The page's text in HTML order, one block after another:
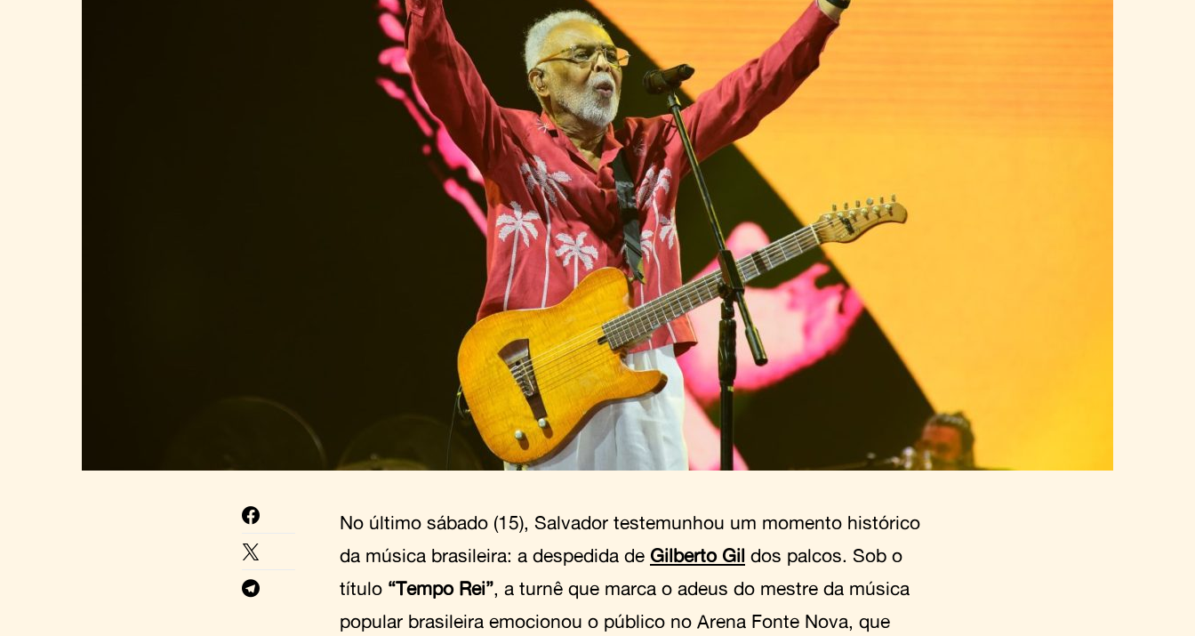
No último sábado (15), Salvador testemunhou um momento histórico
da música brasileira: a despedida de Gilberto Gil dos palcos. Sob o
título “Tempo Rei”, a turnê que marca o adeus do mestre da música
popular brasileira emocionou o público no Arena Fonte Nova, que